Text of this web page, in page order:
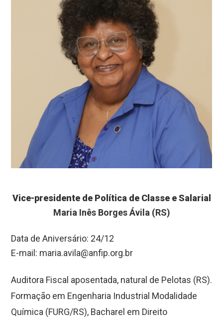
Vice-presidente de Política de Classe e Salarial
Maria Inês Borges Ávila (RS)
Data de Aniversário: 24/12
E-mail: maria.avila@anfip.org.br
Auditora Fiscal aposentada, natural de Pelotas (RS).
Formação em Engenharia Industrial Modalidade
Química (FURG/RS), Bacharel em Direito